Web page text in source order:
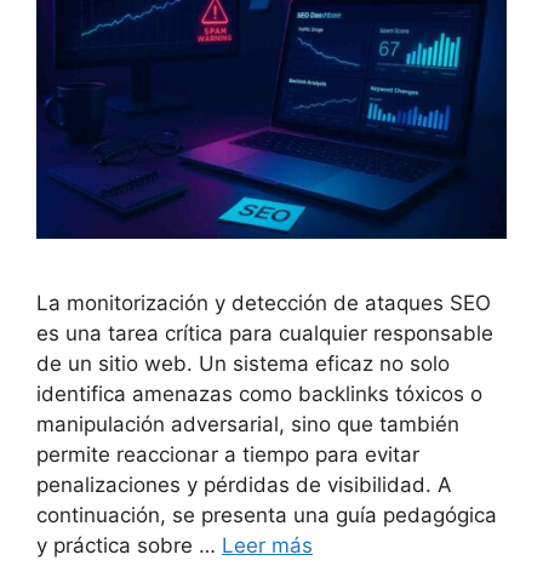
La monitorización y detección de ataques SEO
es una tarea crítica para cualquier responsable
de un sitio web. Un sistema eficaz no solo
identifica amenazas como backlinks tóxicos o
manipulación adversarial, sino que también
permite reaccionar a tiempo para evitar
penalizaciones y pérdidas de visibilidad. A
continuación, se presenta una guía pedagógica
y práctica sobre … Leer más